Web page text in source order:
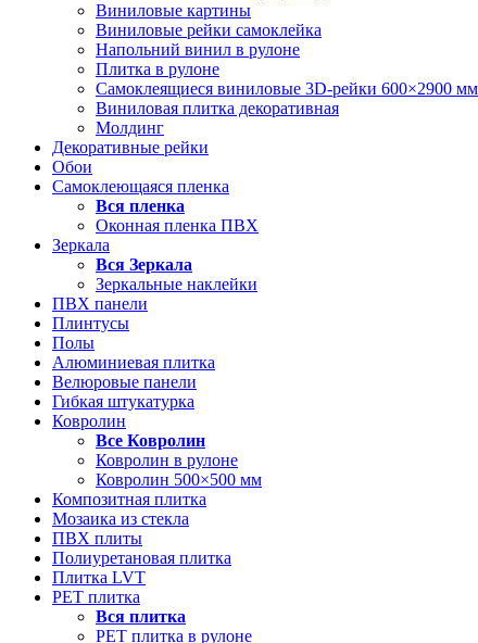
Виниловые картины
Виниловые рейки самоклейка
Напольний винил в рулоне
Плитка в рулоне
Самоклеящиеся виниловые 3D‑рейки 600×2900 мм
Виниловая плитка декоративная
Молдинг
Декоративные рейки
Обои
Самоклеющаяся пленка
Вся пленка
Оконная пленка ПВХ
Зеркала
Вся Зеркала
Зеркальные наклейки
ПВХ панели
Плинтусы
Полы
Алюминиевая плитка
Велюровые панели
Гибкая штукатурка
Ковролин
Все Ковролин
Ковролин в рулоне
Ковролин 500×500 мм
Композитная плитка
Мозаика из стекла
ПВХ плиты
Полиуретановая плитка
Плитка LVT
РЕТ плитка
Вся плитка
РЕТ плитка в рулоне